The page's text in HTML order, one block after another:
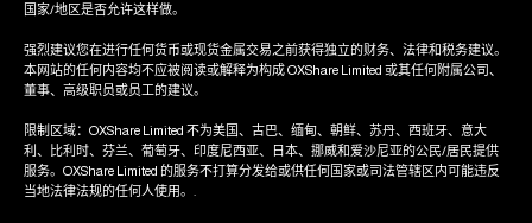
国家/地区是否允许这样做。
强烈建议您在进行任何货币或现货金属交易之前获得独立的财务、法律和税务建议。
本网站的任何内容均不应被阅读或解释为构成 OXShare Limited 或其任何附属公司、
董事、高级职员或员工的建议。
限制区域：OXShare Limited 不为美国、古巴、缅甸、朝鲜、苏丹、西班牙、意大
利、比利时、芬兰、葡萄牙、印度尼西亚、日本、挪威和爱沙尼亚的公民/居民提供
服务。OXShare Limited 的服务不打算分发给或供任何国家或司法管辖区内可能违反
当地法律法规的任何人使用。.